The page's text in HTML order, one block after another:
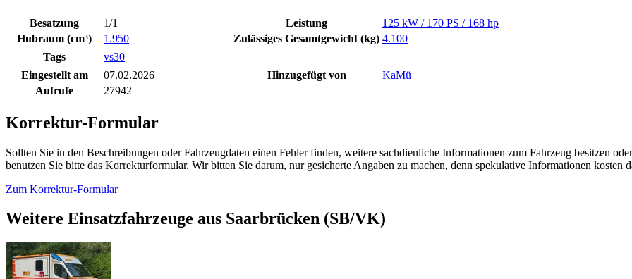
Besatzung 1/1 Leistung
125 kW / 170 PS / 168 hp
Hubraum (cm³)
1.950 Zulässiges Gesamtgewicht (kg) 4.100
Tags
vs30
Eingestellt am
07.02.2026 Hinzugefügt von
KaMü
Aufrufe
27942
Korrektur-Formular
Sollten Sie in den Beschreibungen oder Fahrzeugdaten einen Fehler finden, weitere sachdienliche Informationen zum Fahrzeug besitzen
benutzen Sie bitte das Korrekturformular. Wir bitten Sie darum, nur gesicherte Angaben zu machen, denn spekulative Informationen kosten
Zum Korrektur-Formular
Weitere Einsatzfahrzeuge aus Saarbrücken (SB/VK)